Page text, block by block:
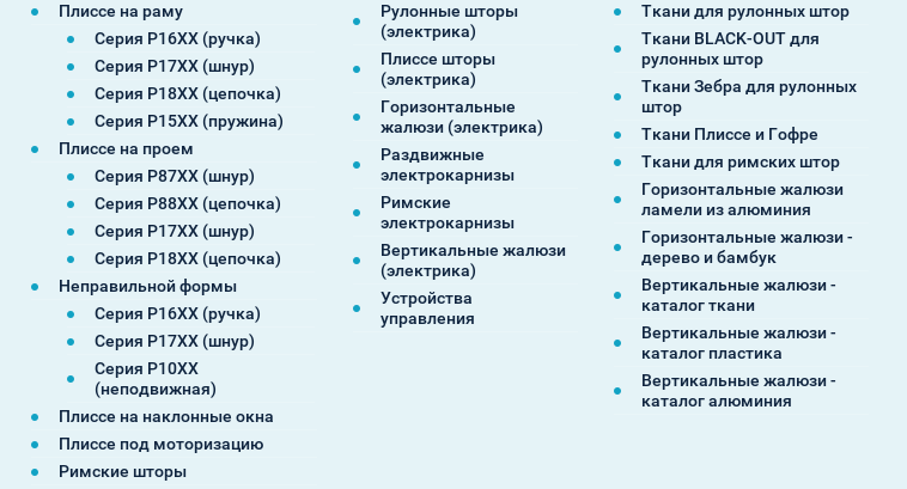
Плиссе на раму
Серия P16XX (ручка)
Серия P17XX (шнур)
Серия P18XX (цепочка)
Серия P15XX (пружина)
Плиссе на проем
Серия P87XX (шнур)
Серия P88XX (цепочка)
Серия P17XX (шнур)
Серия P18XX (цепочка)
Неправильной формы
Серия P16XX (ручка)
Серия P17XX (шнур)
Серия P10XX
(неподвижная)
Плиссе на наклонные окна
Плиссе под моторизацию
Римские шторы
Рулонные шторы
(электрика)
Плиссе шторы
(электрика)
Горизонтальные
жалюзи (электрика)
Раздвижные
электрокарнизы
Римские
электрокарнизы
Вертикальные жалюзи
(электрика)
Устройства
управления
Ткани для рулонных штор
Ткани BLACK-OUT для
рулонных штор
Ткани Зебра для рулонных
штор
Ткани Плиссе и Гофре
Ткани для римских штор
Горизонтальные жалюзи
ламели из алюминия
Горизонтальные жалюзи -
дерево и бамбук
Вертикальные жалюзи -
каталог ткани
Вертикальные жалюзи -
каталог пластика
Вертикальные жалюзи -
каталог алюминия